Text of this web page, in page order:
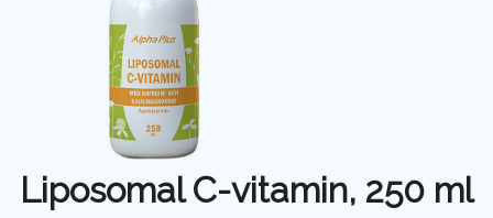
Liposomal C-vitamin, 250 ml